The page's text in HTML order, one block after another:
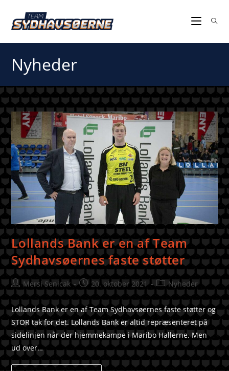
Nyheder
Lollands Bank er en af Team
Sydhavsøernes faste støtter
Mersi Senicak 20. oktober 2021 Nyheder
Lollands Bank er en af Team Sydhavsøernes faste støtter og
STOR tak for det. Lollands Bank er altid repræsenteret på
sidelinjen når der hjemmekampe i Maribo Hallerne. Men
ud over…